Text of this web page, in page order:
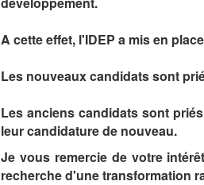
A cette effet, l'IDEP a mis en
Les nouveaux candidats sont
Les anciens candidats sont
leur candidature de nouveau.
Je vous remercie de votre
recherche d'une transformation